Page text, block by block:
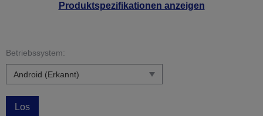
Produktspezifikationen anzeigen
Betriebssystem:
Los